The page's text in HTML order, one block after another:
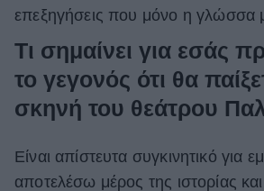
επεξηγήσεις που μόνο η γλώσσα
Τι σημαίνει για εσάς
το γεγονός ότι θα
σκηνή του θεάτρου
Είναι απίστευτα συγκινητικό για
αποτελέσω μέρος της ιστορίας